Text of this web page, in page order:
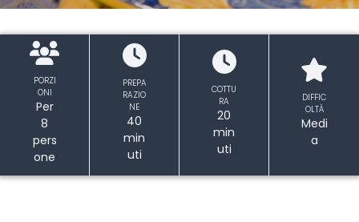
PORZI
ONI
Per
8
pers
one
PREPA
RAZIO
NE
40
min
uti
COTTU
RA
20
min
uti
DIFFIC
OLTÀ
Medi
a